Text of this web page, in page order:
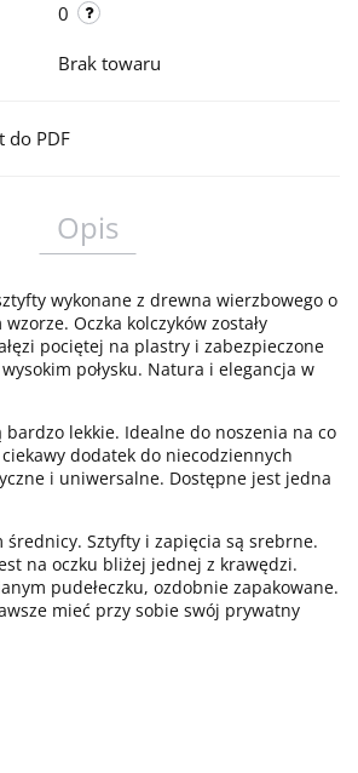
0
Brak towaru
do PDF
Opis
wykonane z drewna wierzbowego o
Oczka kolczyków zostały
pociętej na plastry i zabezpieczone
połysku. Natura i elegancja w
bardzo lekkie. Idealne do noszenia na co
dodatek do niecodziennych
i uniwersalne. Dostępne jest jedna
średnicy. Sztyfty i zapięcia są srebrne.
na oczku bliżej jednej z krawędzi.
pudełeczku, ozdobnie zapakowane.
mieć przy sobie swój prywatny